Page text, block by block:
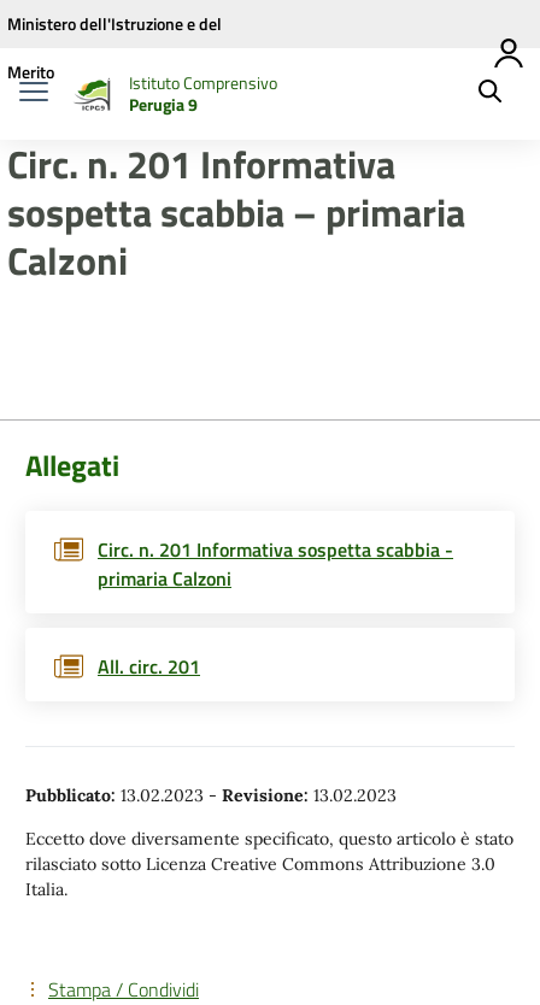
Vai ai contenuti
Vai al menu di navigazione
Vai al footer
Ministero dell'Istruzione e del
Merito
Istituto Comprensivo
Perugia 9
Circ. n. 201 Informativa
sospetta scabbia – primaria
Calzoni
Allegati
Circ. n. 201 Informativa sospetta scabbia -
primaria Calzoni
All. circ. 201
Pubblicato: 13.02.2023 - Revisione: 13.02.2023
Eccetto dove diversamente specificato, questo articolo è stato
rilasciato sotto Licenza Creative Commons Attribuzione 3.0
Italia.
Stampa / Condividi